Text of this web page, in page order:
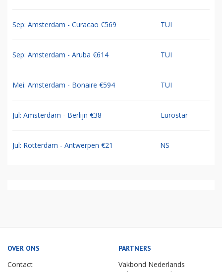
Sep: Amsterdam - Curacao €569 TUI
Sep: Amsterdam - Aruba €614 TUI
Mei: Amsterdam - Bonaire €594 TUI
Jul: Amsterdam - Berlijn €38 Eurostar
Jul: Rotterdam - Antwerpen €21 NS
OVER ONS
Contact
PARTNERS
Vakbond Nederlands